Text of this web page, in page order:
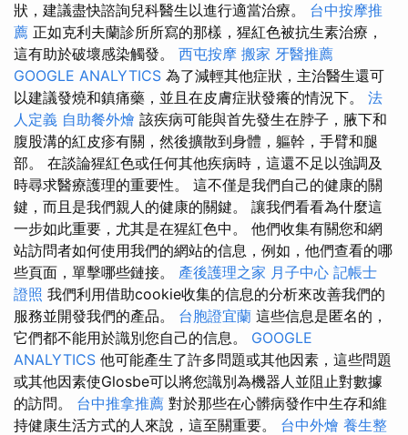
狀，建議盡快諮詢兒科醫生以進行適當治療。 台中按摩推
薦 正如克利夫蘭診所所寫的那樣，猩紅色被抗生素治療，
這有助於破壞感染觸發。 西屯按摩 搬家 牙醫推薦
GOOGLE ANALYTICS 為了減輕其他症狀，主治醫生還可
以建議發燒和鎮痛藥，並且在皮膚症狀發癢的情況下。 法
人定義 自助餐外燴 該疾病可能與首先發生在脖子，腋下和
腹股溝的紅皮疹有關，然後擴散到身體，軀幹，手臂和腿
部。 在談論猩紅色或任何其他疾病時，這還不足以強調及
時尋求醫療護理的重要性。 這不僅是我們自己的健康的關
鍵，而且是我們親人的健康的關鍵。 讓我們看看為什麼這
一步如此重要，尤其是在猩紅色中。 他們收集有關您和網
站訪問者如何使用我們的網站的信息，例如，他們查看的哪
些頁面，單擊哪些鏈接。 產後護理之家 月子中心 記帳士
證照 我們利用借助cookie收集的信息的分析來改善我們的
服務並開發我們的產品。 台胞證宜蘭 這些信息是匿名的，
它們都不能用於識別您自己的信息。 GOOGLE
ANALYTICS 他可能產生了許多問題或其他因素，這些問題
或其他因素使Glosbe可以將您識別為機器人並阻止對數據
的訪問。 台中推拿推薦 對於那些在心髒病發作中生存和維
持健康生活方式的人來說，這至關重要。 台中外燴 養生整